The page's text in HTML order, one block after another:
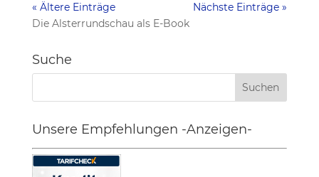
« Ältere Einträge
Nächste Einträge »
Die Alsterrundschau als E-Book
Suche
Unsere Empfehlungen -Anzeigen-